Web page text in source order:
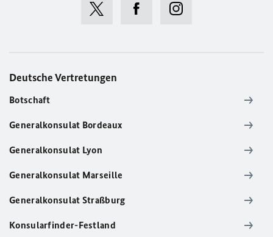
Deutsche Vertretungen
Botschaft
Generalkonsulat Bordeaux
Generalkonsulat Lyon
Generalkonsulat Marseille
Generalkonsulat Straßburg
Konsularfinder-Festland